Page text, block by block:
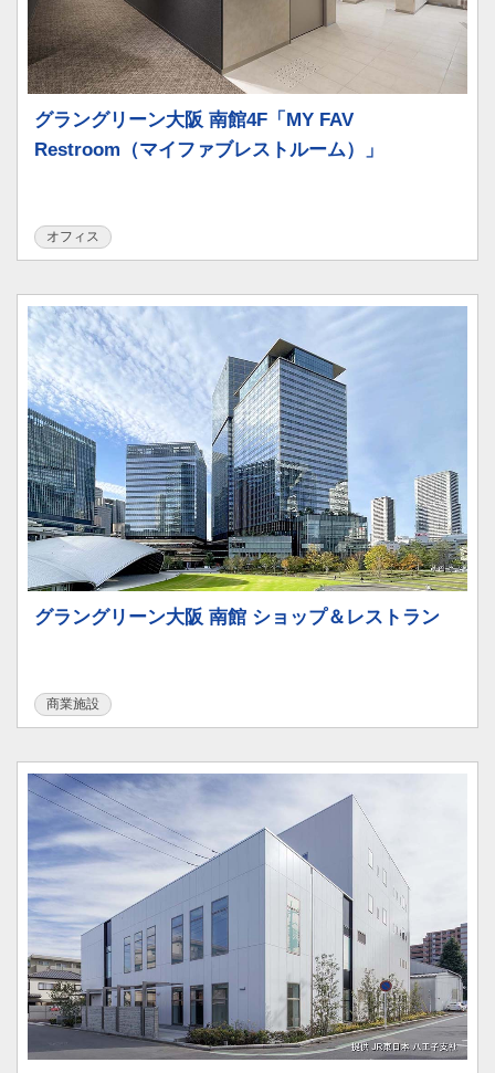
グラングリーン大阪 南館4F「MY FAV
Restroom（マイファブレストルーム）」
オフィス
グラングリーン大阪 南館 ショップ＆レストラン
商業施設